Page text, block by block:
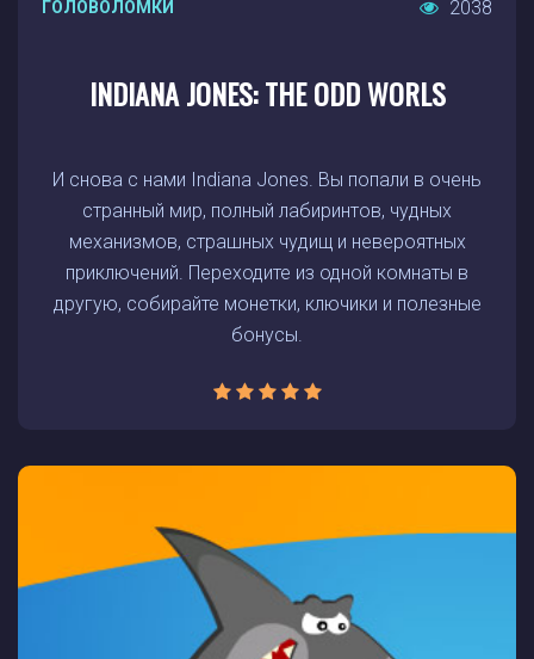
ГОЛОВОЛОМКИ 2038
INDIANA JONES: THE ODD WORLS
И снова с нами Indiana Jones. Вы попали в очень
странный мир, полный лабиринтов, чудных
механизмов, страшных чудищ и невероятных
приключений. Переходите из одной комнаты в
другую, собирайте монетки, ключики и полезные
бонусы.